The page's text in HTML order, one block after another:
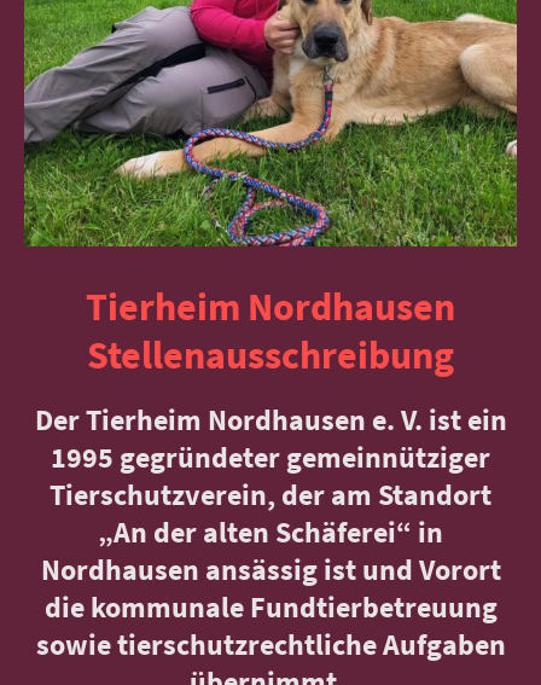
Tierheim Nordhausen
Stellenausschreibung
Der Tierheim Nordhausen e. V. ist ein
1995 gegründeter gemeinnütziger
Tierschutzverein, der am Standort
„An der alten Schäferei“ in
Nordhausen ansässig ist und Vorort
die kommunale Fundtierbetreuung
sowie tierschutzrechtliche Aufgaben